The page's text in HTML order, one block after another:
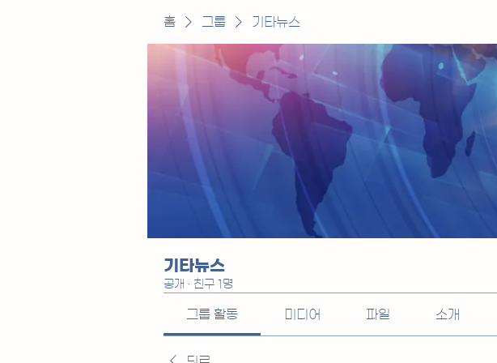
홈 그룹 기타뉴스
기타뉴스
공개 · 친구 1명
그룹 활동 미디어 파일 소개